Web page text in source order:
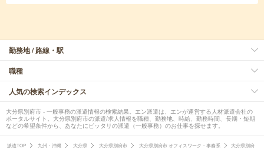
勤務地 / 路線・駅
職種
人気の検索インデックス
大分県別府市 - 一般事務の派遣情報の検索結果。エン派遣は、エンが運営する人材派遣会社の
ポータルサイト。大分県別府市の派遣/求人情報を職種、勤務地、時給、勤務時間、長期・短期
などの希望条件から、あなたにピッタリの派遣（一般事務）のお仕事を探せます。
派遣TOP 九州・沖縄 大分県 大分県別府市 大分県別府市 オフィスワーク・事務系
大分県別府